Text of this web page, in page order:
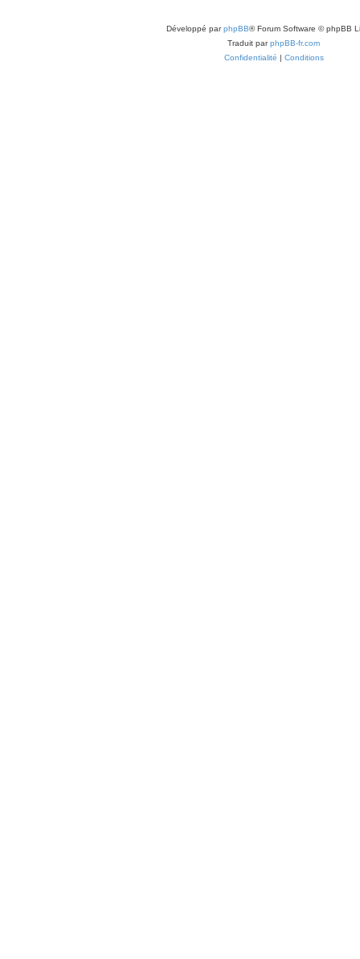
Développé parphpBB® Forum Software © phpBB
Traduit parphpBB-fr.com
Confidentialité | Conditions